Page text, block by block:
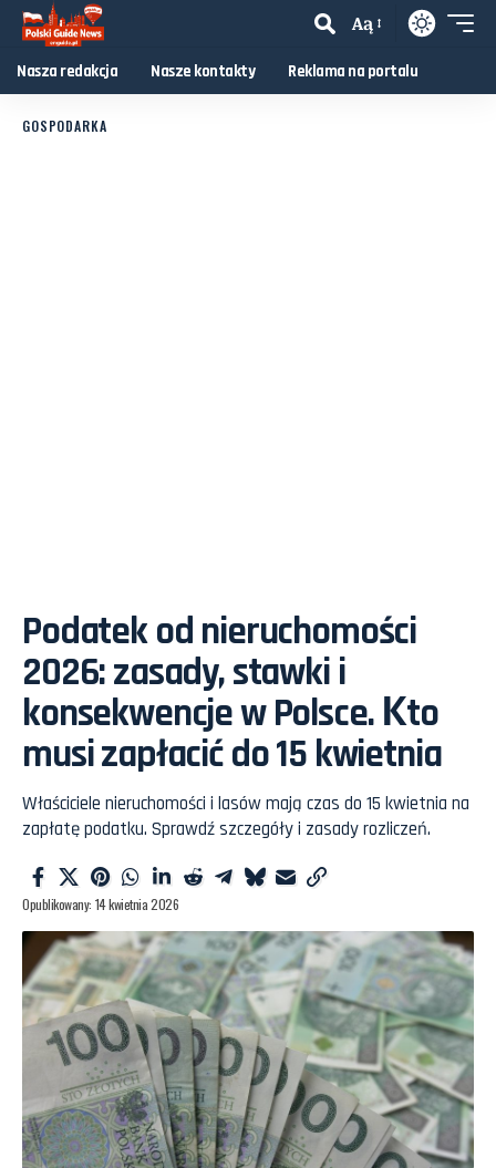
Aą
Nasza redakcja Nasze kontakty Reklama na portalu
GOSPODARKA
Podatek od nieruchomości
2026: zasady, stawki i
konsekwencje w Polsce. Кto
musi zapłacić do 15 kwietnia
Właściciele nieruchomości i lasów mają czas do 15 kwietnia na
zapłatę podatku. Sprawdź szczegóły i zasady rozliczeń.
Opublikowany: 14 kwietnia 2026